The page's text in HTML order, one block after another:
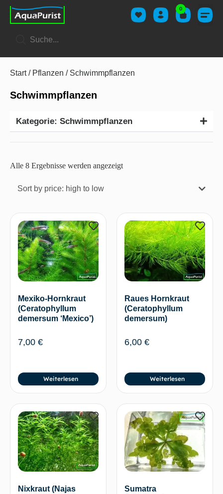
0
Start/ Pflanzen / Schwimmpflanzen
Schwimmpflanzen
Kategorie: Schwimmpflanzen
Alle 8 Ergebnisse werden angezeigt
Sort by price: high to low
Mexiko-Hornkraut
(Ceratophyllum
demersum ‘Mexico’)
7,00 €
Weiterlesen
Raues Hornkraut
(Ceratophyllum
demersum)
6,00 €
Weiterlesen
Nixkraut (Najas
Sumatra